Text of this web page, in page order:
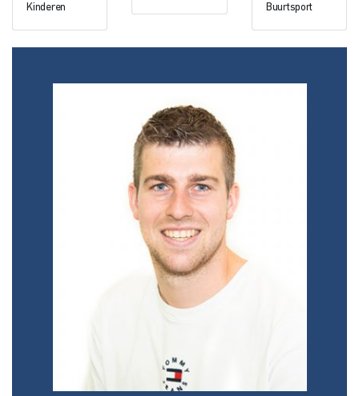
Kinderen
Buurtsport